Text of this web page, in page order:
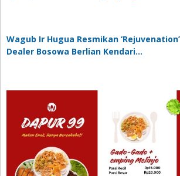
Wagub Ir Hugua Resmikan ‘Rejuvenation’
Dealer Bosowa Berlian Kendari…